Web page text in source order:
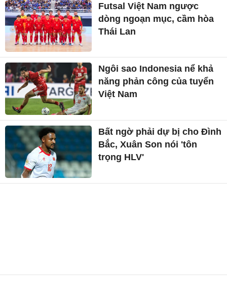
Futsal Việt Nam ngược
dòng ngoạn mục, cầm hòa
Thái Lan
Ngôi sao Indonesia nể khả
năng phản công của tuyển
Việt Nam
Bất ngờ phải dự bị cho Đình
Bắc, Xuân Son nói 'tôn
trọng HLV'